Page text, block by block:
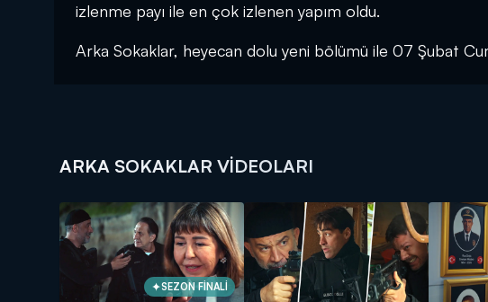
izlenme payı ile en çok izlenen yapım oldu.
Arka Sokaklar, heyecan dolu yeni bölümü ile 07 Şubat
ARKA SOKAKLAR VIDEOLARI
SEZON FİNALİ